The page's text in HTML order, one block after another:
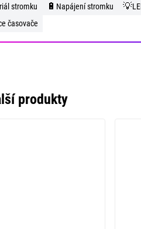
stromku 🔋 Napájení stromku 💡
časovače
produkty